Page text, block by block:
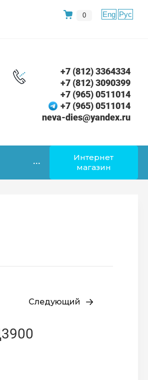
0 Eng Рус
+7 (812) 3364334
+7 (812) 3090399
+7 (965) 0511014
+7 (965) 0511014
neva-dies@yandex.ru
...
Интернет
магазин
Следующий